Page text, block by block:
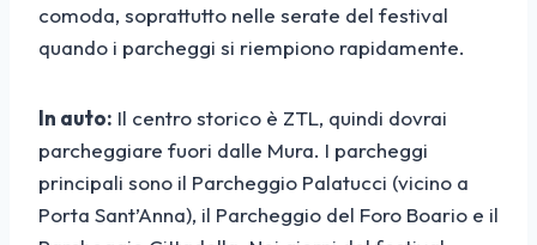
comoda, soprattutto nelle serate del festival
quando i parcheggi si riempiono rapidamente.
In auto: Il centro storico è ZTL, quindi dovrai
parcheggiare fuori dalle Mura. I parcheggi
principali sono il Parcheggio Palatucci (vicino a
Porta Sant’Anna), il Parcheggio del Foro Boario e il